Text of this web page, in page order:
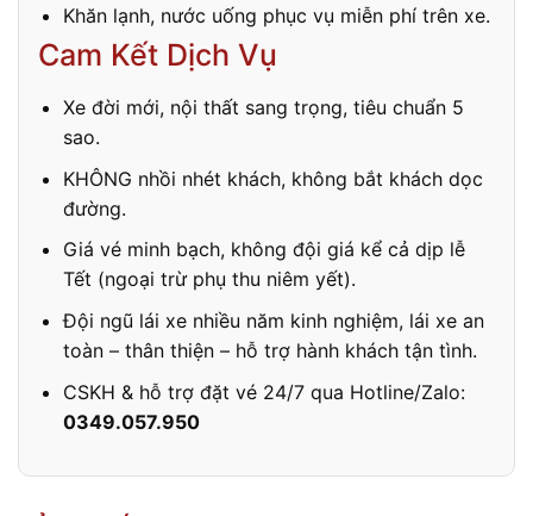
Khăn lạnh, nước uống phục vụ miễn phí trên xe.
Cam Kết Dịch Vụ
Xe đời mới, nội thất sang trọng, tiêu chuẩn 5
sao.
KHÔNG nhồi nhét khách, không bắt khách dọc
đường.
Giá vé minh bạch, không đội giá kể cả dịp lễ
Tết (ngoại trừ phụ thu niêm yết).
Đội ngũ lái xe nhiều năm kinh nghiệm, lái xe an
toàn – thân thiện – hỗ trợ hành khách tận tình.
CSKH & hỗ trợ đặt vé 24/7 qua Hotline/Zalo:
0349.057.950